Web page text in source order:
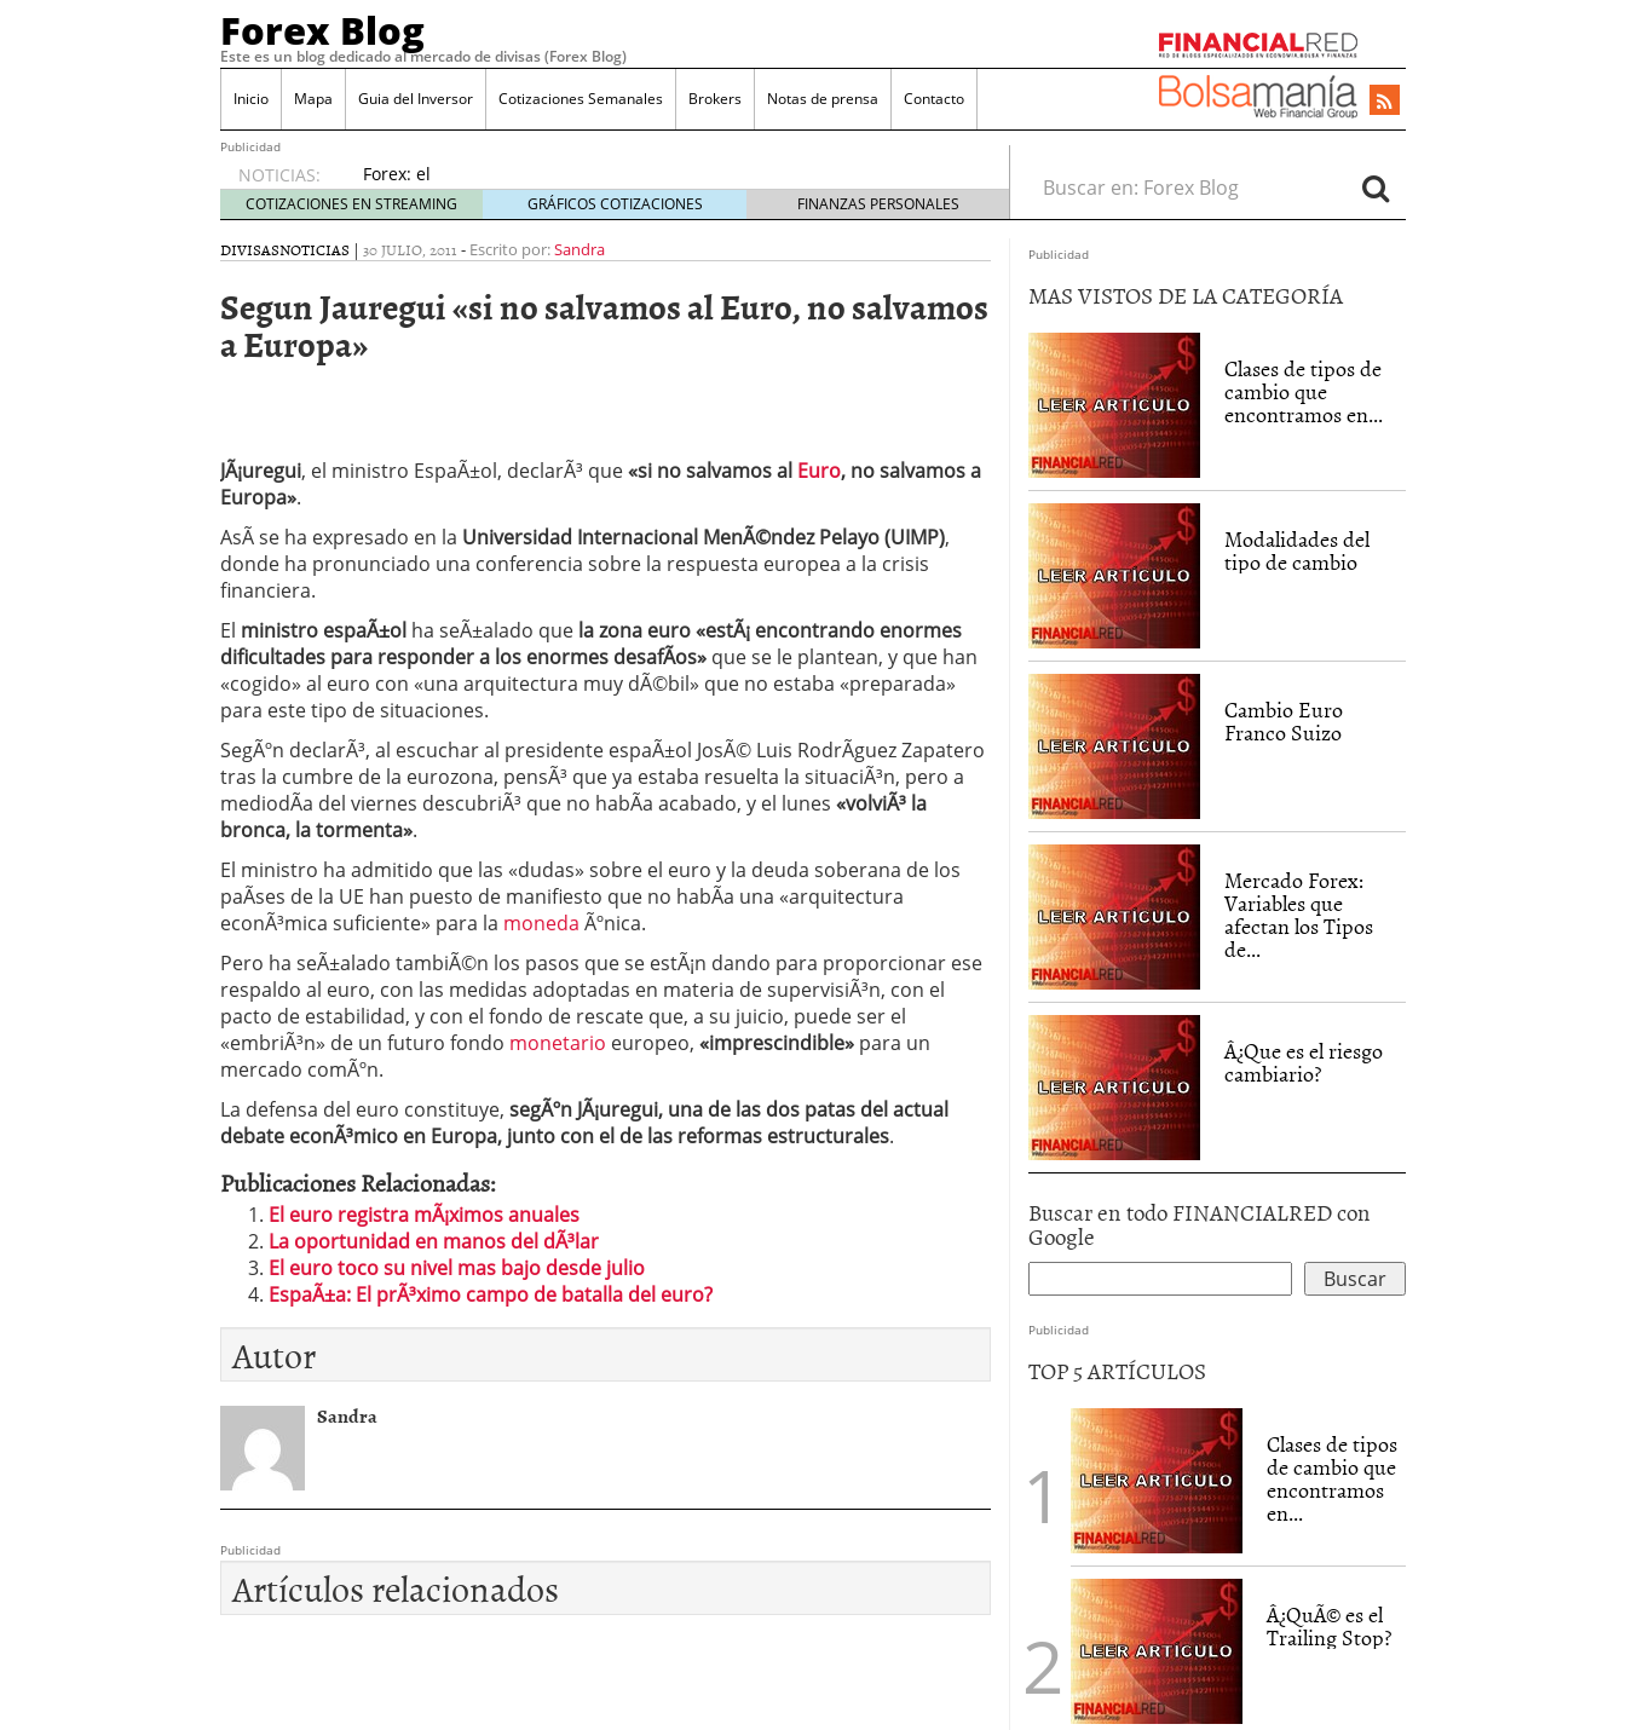
Forex Blog
Este es un blog dedicado al mercado de divisas (Forex Blog)
Inicio Mapa Guia del Inversor Cotizaciones Semanales Brokers Notas de prensa Contacto
Publicidad
NOTICIAS:
Forex: el
presente
y futuro
para
crisis
junio 8,
PsicologÃ­a y matemÃ¡ticas en Forex, mÃ¡s allÃ¡ de las apuestas en el casino
junio 21, 2019
COTIZACIONES EN STREAMING GRÁFICOS COTIZACIONES FINANZAS PERSONALES
Buscar en:
DIVISASNOTICIAS | 30 JULIO, 2011 - Escrito por:Sandra
Segun Jauregui «si no salvamos al Euro, no salvamos
a Europa»
JÃ¡uregui, el ministro EspaÃ±ol, declarÃ³ que«si no salvamos al Euro, no salvamos a
Europa».
AsÃ­ se ha expresado en la Universidad Internacional MenÃ©ndez Pelayo (UIMP),
donde ha pronunciado una conferencia sobre la respuesta europea a la crisis
financiera.
El ministro espaÃ±ol ha seÃ±alado que la zona euro «estÃ¡ encontrando enormes
dificultades para responder a los enormes desafÃ­os» que se le plantean, y que han
«cogido» al euro con «una arquitectura muy dÃ©bil» que no estaba «preparada»
para este tipo de situaciones.
SegÃºn declarÃ³, al escuchar al presidente espaÃ±ol JosÃ© Luis RodrÃ­guez Zapatero
tras la cumbre de la eurozona, pensÃ³ que ya estaba resuelta la situaciÃ³n, pero a
mediodÃ­a del viernes descubriÃ³ que no habÃ­a acabado, y el lunes «volviÃ³ la
bronca, la tormenta».
El ministro ha admitido que las «dudas» sobre el euro y la deuda soberana de los
paÃ­ses de la UE han puesto de manifiesto que no habÃ­a una «arquitectura
econÃ³mica suficiente» para la moneda Ãºnica.
Pero ha seÃ±alado tambiÃ©n los pasos que se estÃ¡n dando para proporcionar ese
respaldo al euro, con las medidas adoptadas en materia de supervisiÃ³n, con el
pacto de estabilidad, y con el fondo de rescate que, a su juicio, puede ser el
«embriÃ³n» de un futuro fondo monetario europeo, «imprescindible» para un
mercado comÃºn.
La defensa del euro constituye, segÃºn JÃ¡uregui, una de las dos patas del actual
debate econÃ³mico en Europa, junto con el de las reformas estructurales.
Publicaciones Relacionadas:
El euro registra mÃ¡ximos anuales
La oportunidad en manos del dÃ³lar
El euro toco su nivel mas bajo desde julio
EspaÃ±a: El prÃ³ximo campo de batalla del euro?
Autor
Sandra
Publicidad
Artículos relacionados
Publicidad
MAS VISTOS DE LA CATEGORÍA
Clases de tipos de
cambio que
encontramos en...
Modalidades del
tipo de cambio
Cambio Euro
Franco Suizo
Mercado Forex:
Variables que
afectan los Tipos
de...
Â¿Que es el riesgo
cambiario?
Buscar en todo FINANCIALRED con
Google
Publicidad
TOP 5 ARTÍCULOS
Clases de tipos
de cambio que
encontramos
en...
Â¿QuÃ© es el
Trailing Stop?